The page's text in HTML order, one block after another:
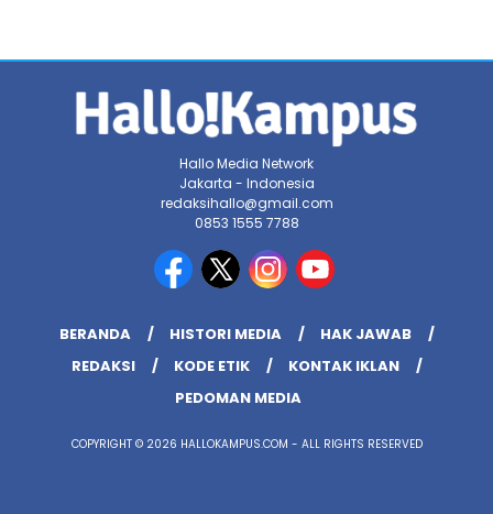
Hallo Media Network
Jakarta - Indonesia
redaksihallo@gmail.com
0853 1555 7788
BERANDA HISTORI MEDIA
HAK JAWAB
REDAKSI
KODE ETIK
KONTAK IKLAN
PEDOMAN MEDIA
COPYRIGHT © 2026 HALLOKAMPUS.COM - ALL RIGHTS RESERVED